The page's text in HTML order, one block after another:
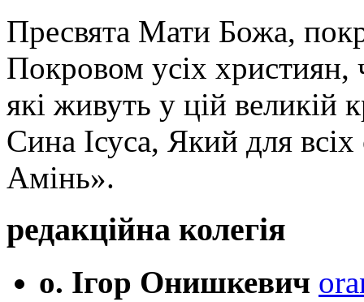
Пресвята Мати Божа,
Покровом усіх християн,
які живуть у цій великій
Сина Ісуса, Який для
Амінь».
редакційна колегія
о. Ігор Онишкевич